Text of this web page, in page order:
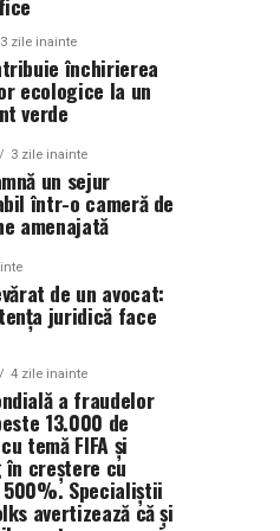
3 zile inainte
închirierea
ecologice la un
verde
3 zile inainte
un sejur
într-o cameră de
amenajată
de un avocat:
juridică face
4 zile inainte
a fraudelor
13.000 de
temă FIFA și
în creștere cu
500%. Specialiștii
avertizează că și